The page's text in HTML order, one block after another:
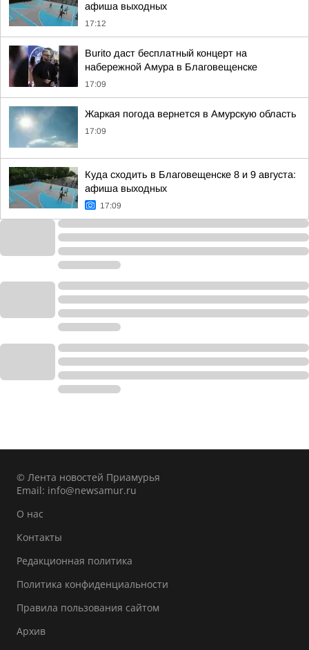
афиша выходных
17:12
Burito даст бесплатный концерт на
набережной Амура в Благовещенске
17:09
Жаркая погода вернется в Амурскую область
17:09
Куда сходить в Благовещенске 8 и 9 августа:
афиша выходных
17:09
© Лента новостей Приамурья
Email: info@newsamur.ru
О нас
Контакты
Редакционная политика
Политика конфиденциальности
Правила пользования сайтом
Архив